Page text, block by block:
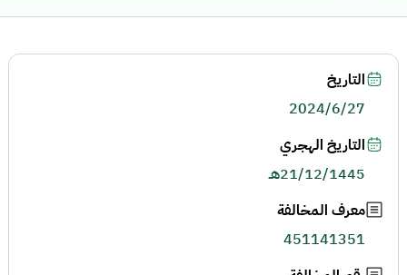
التاريخ
2024/6/27
التاريخ الهجري
21/12/1445هـ
معرف المخالفة
451141351